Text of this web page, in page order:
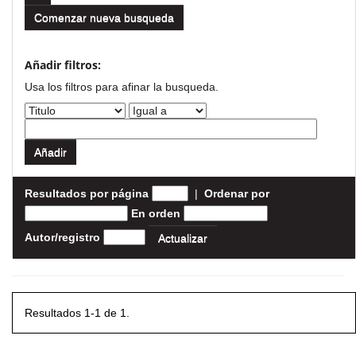
Comenzar nueva busqueda
Añadir filtros:
Usa los filtros para afinar la busqueda.
Resultados por página | Ordenar por
En orden
Autor/registro
Resultados 1-1 de 1.